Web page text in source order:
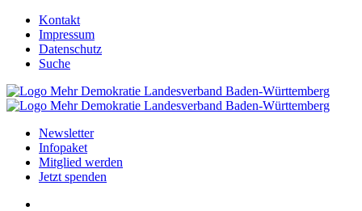
Kontakt
Impressum
Datenschutz
Suche
Newsletter
Infopaket
Mitglied werden
Jetzt spenden